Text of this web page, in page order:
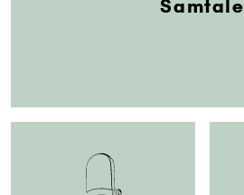
Samtale